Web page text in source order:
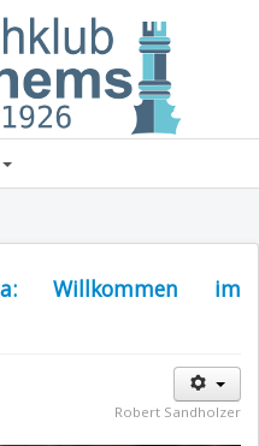
Willkommen im
Robert Sandholzer